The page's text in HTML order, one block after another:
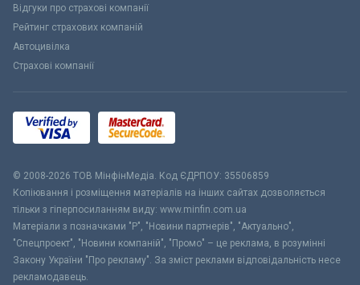
Відгуки про страхові компанії
Рейтинг страхових компаній
Автоцивілка
Страхові компанії
© 2008-2026 ТОВ МiнфiнМедiа. Код ЄДРПОУ: 35506859
Копіювання і розміщення матеріалів на інших сайтах дозволяється
тільки з гіперпосиланням виду: www.minfin.com.ua
Матеріали з позначками "Р", "Новини партнерів", "Актуально",
"Спецпроект", "Новини компаній", "Промо" – це реклама, в розумінні
Закону України "Про рекламу". За зміст реклами відповідальність несе
рекламодавець.